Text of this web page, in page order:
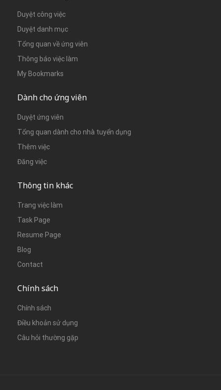
Duyệt công việc
Duyệt danh mục
Tổng quan về ứng viên
Thông báo việc làm
My Bookmarks
Dành cho ứng viên
Duyệt ứng viên
Tổng quan dành cho nhà tuyển dụng
Thêm việc
Đăng việc
Thông tin khác
Trang việc làm
Task Page
Resume Page
Blog
Contact
Chính sách
Chính sách
Điều khoản sử dụng
Câu hỏi thường gặp